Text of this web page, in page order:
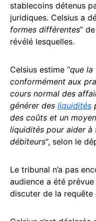
stablecoins détenus
juridiques. Celsius a
formes différentes”
révélé lesquelles.
Celsius estime “que la
conformément aux
cours normal des
générer des liquidités
des coûts et un
liquidités pour aider à
débiteurs“, selon le
Le tribunal n’a pas
audience a été
discuter de la requête